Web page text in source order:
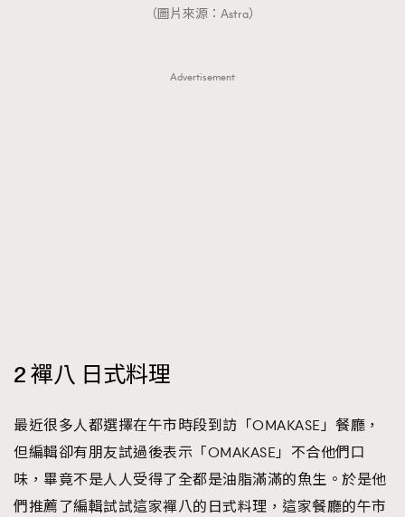
（圖片來源：Astra）
Advertisement
2 襌八 日式料理
最近很多人都選擇在午市時段到訪「OMAKASE」餐廳，
但編輯卻有朋友試過後表示「OMAKASE」不合他們口
味，畢竟不是人人受得了全都是油脂滿滿的魚生。於是他
們推薦了編輯試試這家襌八的日式料理，這家餐廳的午市